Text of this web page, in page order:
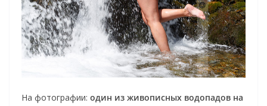
На фотографии: один из живописных водопадов на